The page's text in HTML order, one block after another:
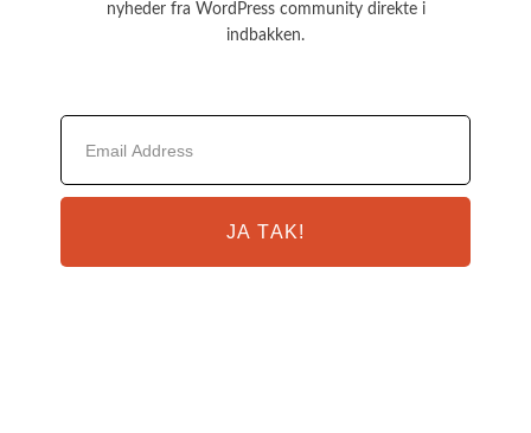
nyheder fra WordPress community direkte i
indbakken.
JA TAK!